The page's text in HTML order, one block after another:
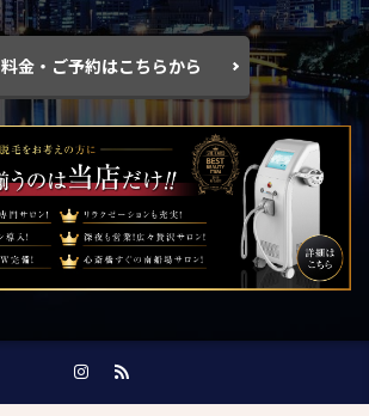
料金・ご予約はこちらから